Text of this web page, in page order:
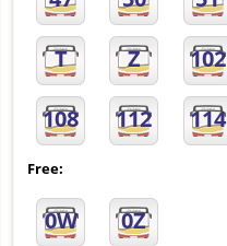
T Z 102
108 112 114
Free:
0W 0Z